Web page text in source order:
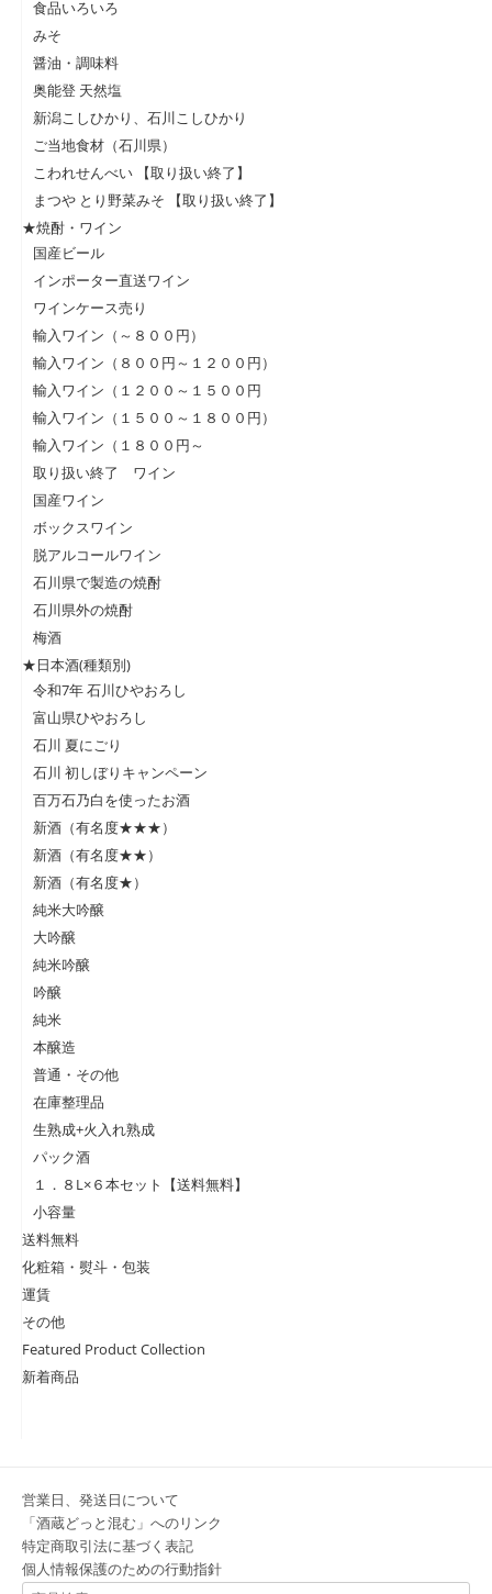
食品いろいろ
みそ
醤油・調味料
奥能登 天然塩
新潟こしひかり、石川こしひかり
ご当地食材（石川県）
こわれせんべい 【取り扱い終了】
まつや とり野菜みそ 【取り扱い終了】
★焼酎・ワイン
国産ビール
インポーター直送ワイン
ワインケース売り
輸入ワイン（～８００円）
輸入ワイン（８００円～１２００円）
輸入ワイン（１２００～１５００円
輸入ワイン（１５００～１８００円）
輸入ワイン（１８００円～
取り扱い終了 ワイン
国産ワイン
ボックスワイン
脱アルコールワイン
石川県で製造の焼酎
石川県外の焼酎
梅酒
★日本酒(種類別)
令和7年 石川ひやおろし
富山県ひやおろし
石川 夏にごり
石川 初しぼりキャンペーン
百万石乃白を使ったお酒
新酒（有名度★★★）
新酒（有名度★★）
新酒（有名度★）
純米大吟醸
大吟醸
純米吟醸
吟醸
純米
本醸造
普通・その他
在庫整理品
生熟成+火入れ熟成
パック酒
１．８L×６本セット【送料無料】
小容量
送料無料
化粧箱・熨斗・包装
運賃
その他
Featured Product Collection
新着商品
営業日、発送日について
「酒蔵どっと混む」へのリンク
特定商取引法に基づく表記
個人情報保護のための行動指針
検